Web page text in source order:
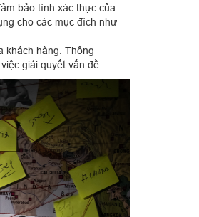
bảo tính xác thực của
cho các mục đích như
khách hàng. Thông
giải quyết vấn đề.